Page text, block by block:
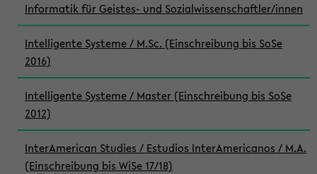
Informatik für Geistes- und Sozialwissenschaftler/innen
Intelligente Systeme / M.Sc. (Einschreibung bis SoSe
2016)
Intelligente Systeme / Master (Einschreibung bis SoSe
2012)
InterAmerican Studies / Estudios InterAmericanos / M.A.
(Einschreibung bis WiSe 17/18)